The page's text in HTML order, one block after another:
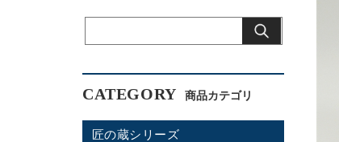
CATEGORY
匠の蔵シリーズ